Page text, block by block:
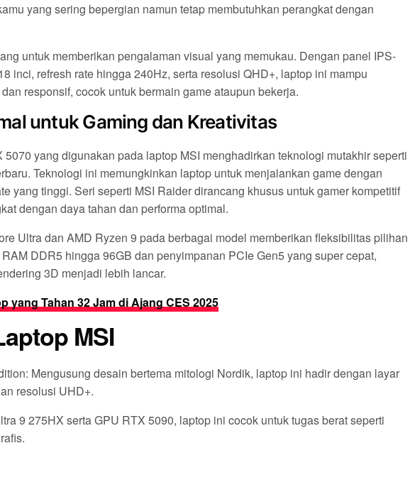
yang sering bepergian namun tetap membutuhkan perangkat dengan
untuk memberikan pengalaman visual yang memukau. Dengan panel IPS-
inci, refresh rate hingga 240Hz, serta resolusi QHD+, laptop ini mampu
responsif, cocok untuk bermain game ataupun bekerja.
untuk Gaming dan Kreativitas
yang digunakan pada laptop MSI menghadirkan teknologi mutakhir seperti
Teknologi ini memungkinkan laptop untuk menjalankan game dengan
yang tinggi. Seri seperti MSI Raider dirancang khusus untuk gamer kompetitif
dengan daya tahan dan performa optimal.
Ultra dan AMD Ryzen 9 pada berbagai model memberikan fleksibilitas pilihan
DDR5 hingga 96GB dan penyimpanan PCIe Gen5 yang super cepat,
3D menjadi lebih lancar.
yang Tahan 32 Jam di Ajang CES 2025
MSI
Mengusung desain bertema mitologi Nordik, laptop ini hadir dengan layar
resolusi UHD+.
9 275HX serta GPU RTX 5090, laptop ini cocok untuk tugas berat seperti